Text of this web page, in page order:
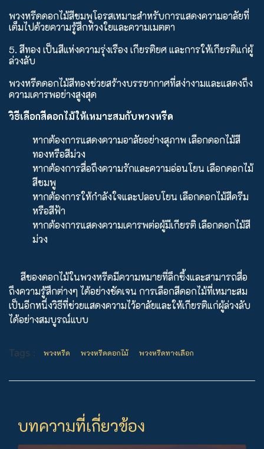
พวงหรีดดอกไม้สีชมพูโอรสเหมาะสำหรับการแสดงความอาลัยที่
เต็มไปด้วยความรู้สึกห่วงใยและความเมตตา
5. สีทอง เป็นสีแห่งความรุ่งเรือง เกียรติยศ และการให้เกียรติแก่ผู้
ล่วงลับ
พวงหรีดดอกไม้สีทองช่วยสร้างบรรยากาศที่สง่างามและแสดงถึง
ความเคารพอย่างสูงสุด
วิธีเลือกสีดอกไม้ให้เหมาะสมกับพวงหรีด
หากต้องการแสดงความอาลัยอย่างสุภาพ เลือกดอกไม้สี
ทองหรือสีม่วง
หากต้องการสื่อถึงความรักและความอ่อนโยน เลือกดอกไม้
สีชมพู
หากต้องการให้กำลังใจและปลอบโยน เลือกดอกไม้สีครีม
หรือสีฟ้า
หากต้องการแสดงความเคารพต่อผู้มีเกียรติ เลือกดอกไม้สี
ม่วง
สีของดอกไม้ในพวงหรีดมีความหมายที่ลึกซึ้งและสามารถสื่อ
ถึงความรู้สึกต่างๆ ได้อย่างชัดเจน การเลือกสีดอกไม้ที่เหมาะสม
เป็นอีกหนึ่งวิธีที่ช่วยแสดงความไว้อาลัยและให้เกียรติแก่ผู้ล่วงลับ
ได้อย่างสมบูรณ์แบบ
Tags : พวงหรีด พวงหรีดดอกไม้ พวงหรีดทางเลือก
บทความที่เกี่ยวข้อง